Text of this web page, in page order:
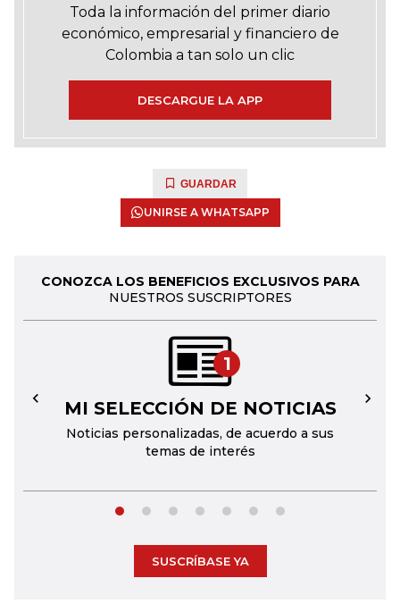
Toda la información del primer diario
económico, empresarial y financiero de
Colombia a tan solo un clic
DESCARGUE LA APP
GUARDAR
UNIRSE A WHATSAPP
CONOZCA LOS BENEFICIOS EXCLUSIVOS PARA
NUESTROS SUSCRIPTORES
1
MI SELECCIÓN DE NOTICIAS
Noticias personalizadas, de acuerdo a sus
temas de interés
← →
SUSCRÍBASE YA